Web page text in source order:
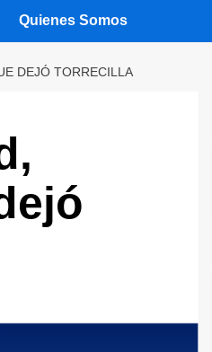
Quienes Somos
DEJÓ TORRECILLA